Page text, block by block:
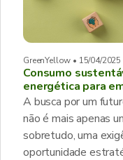
GreenYellow • 15/04/2025
Consumo
energética para
A busca por um
não é mais apenas
sobretudo, uma
oportunidade